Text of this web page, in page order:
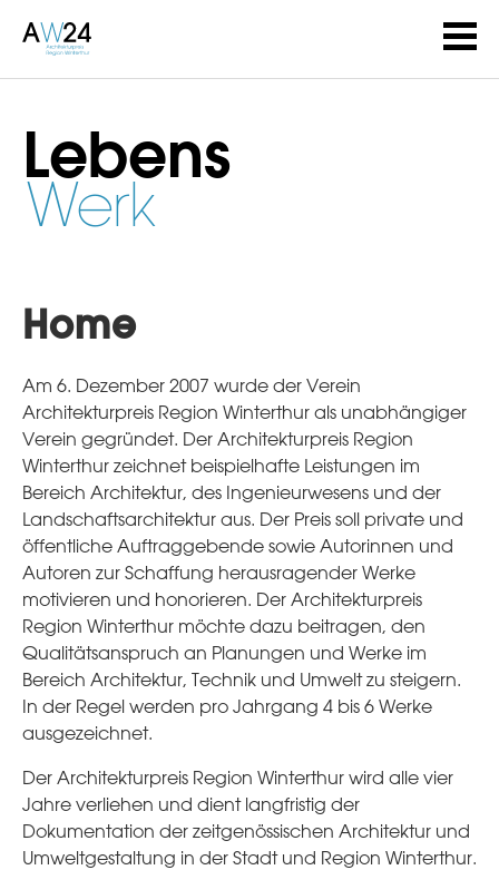
Lebens
Werk
Home
Am 6. Dezember 2007 wurde der Verein
Architekturpreis Region Winterthur als unabhängiger
Verein gegründet. Der Architekturpreis Region
Winterthur zeichnet beispielhafte Leistungen im
Bereich Architektur, des Ingenieurwesens und der
Landschaftsarchitektur aus. Der Preis soll private und
öffentliche Auftraggebende sowie Autorinnen und
Autoren zur Schaffung herausragender Werke
motivieren und honorieren. Der Architekturpreis
Region Winterthur möchte dazu beitragen, den
Qualitätsanspruch an Planungen und Werke im
Bereich Architektur, Technik und Umwelt zu steigern.
In der Regel werden pro Jahrgang 4 bis 6 Werke
ausgezeichnet.
Der Architekturpreis Region Winterthur wird alle vier
Jahre verliehen und dient langfristig der
Dokumentation der zeitgenössischen Architektur und
Umweltgestaltung in der Stadt und Region Winterthur.